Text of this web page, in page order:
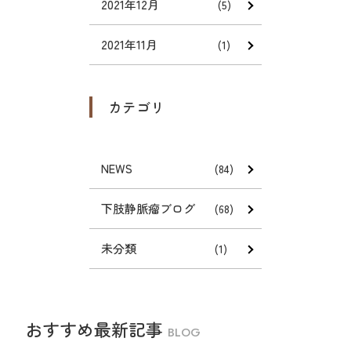
2021年12月 (5)
2021年11月 (1)
カテゴリ
NEWS (84)
下肢静脈瘤ブログ (68)
未分類 (1)
おすすめ最新記事 BLOG